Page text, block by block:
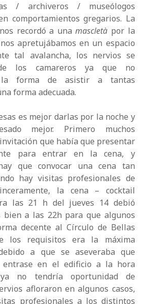
/ archiveros / museólogos
comportamientos gregarios. La
recordó a unamascletà por la
apretujábamos en un espacio
tal avalancha, los nervios se
los camareros ya que no
la forma de asistir a tantas
forma adecuada.
es mejor darlas por la noche y
mejor. Primero muchos
que había que presentar
para entrar en la cena, y
que convocar una cena tan
hay visitas profesionales de
la cena – cocktail
las 21 h del jueves 14 debió
bien a las 22h para que algunos
decente al Círculo de Bellas
los requisitos era la máxima
a que se aseveraba que
entrase en el edificio a la hora
ya no tendría oportunidad de
afloraron en algunos casos,
profesionales a los distintos